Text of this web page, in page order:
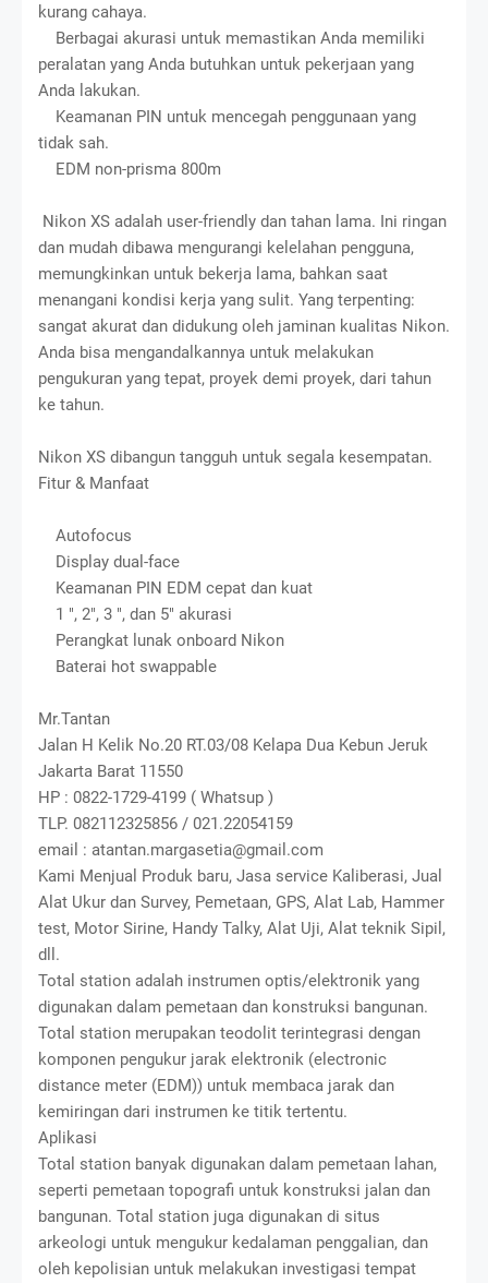
kurang cahaya.
Berbagai akurasi untuk memastikan Anda memiliki
peralatan yang Anda butuhkan untuk pekerjaan yang
Anda lakukan.
Keamanan PIN untuk mencegah penggunaan yang
tidak sah.
EDM non-prisma 800m
Nikon XS adalah user-friendly dan tahan lama. Ini ringan
dan mudah dibawa mengurangi kelelahan pengguna,
memungkinkan untuk bekerja lama, bahkan saat
menangani kondisi kerja yang sulit. Yang terpenting:
sangat akurat dan didukung oleh jaminan kualitas Nikon.
Anda bisa mengandalkannya untuk melakukan
pengukuran yang tepat, proyek demi proyek, dari tahun
ke tahun.
Nikon XS dibangun tangguh untuk segala kesempatan.
Fitur & Manfaat
Autofocus
Display dual-face
Keamanan PIN EDM cepat dan kuat
1 ", 2", 3 ", dan 5" akurasi
Perangkat lunak onboard Nikon
Baterai hot swappable
Mr.Tantan
Jalan H Kelik No.20 RT.03/08 Kelapa Dua Kebun Jeruk
Jakarta Barat 11550
HP : 0822-1729-4199 ( Whatsup )
TLP. 082112325856 / 021.22054159
email : atantan.margasetia@gmail.com
Kami Menjual Produk baru, Jasa service Kaliberasi, Jual
Alat Ukur dan Survey, Pemetaan, GPS, Alat Lab, Hammer
test, Motor Sirine, Handy Talky, Alat Uji, Alat teknik Sipil,
dll.
Total station adalah instrumen optis/elektronik yang
digunakan dalam pemetaan dan konstruksi bangunan.
Total station merupakan teodolit terintegrasi dengan
komponen pengukur jarak elektronik (electronic
distance meter (EDM)) untuk membaca jarak dan
kemiringan dari instrumen ke titik tertentu.
Aplikasi
Total station banyak digunakan dalam pemetaan lahan,
seperti pemetaan topografi untuk konstruksi jalan dan
bangunan. Total station juga digunakan di situs
arkeologi untuk mengukur kedalaman penggalian, dan
oleh kepolisian untuk melakukan investigasi tempat